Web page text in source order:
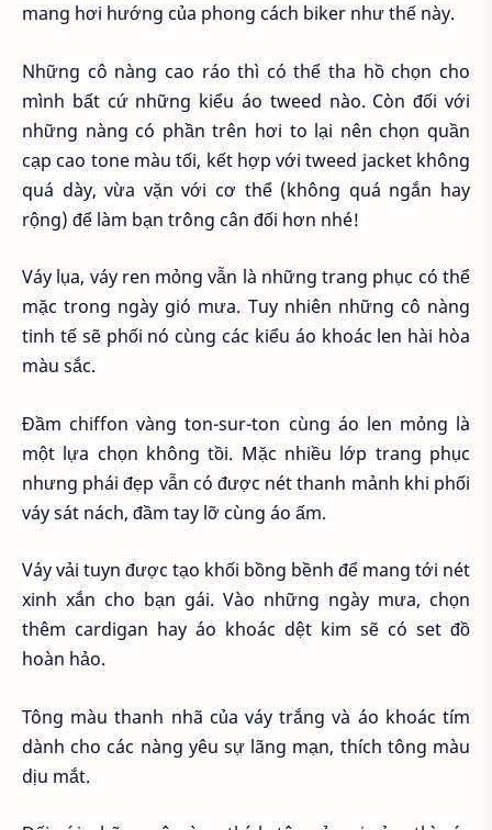
mang hơi hướng của phong cách biker như thế này.
Những cô nàng cao ráo thì có thể tha hồ chọn cho
mình bất cứ những kiểu áo tweed nào. Còn đối với
những nàng có phần trên hơi to lại nên chọn quần
cạp cao tone màu tối, kết hợp với tweed jacket không
quá dày, vừa vặn với cơ thể (không quá ngắn hay
rộng) để làm bạn trông cân đối hơn nhé!
Váy lụa, váy ren mỏng vẫn là những trang phục có thể
mặc trong ngày gió mưa. Tuy nhiên những cô nàng
tinh tế sẽ phối nó cùng các kiểu áo khoác len hài hòa
màu sắc.
Đầm chiffon vàng ton-sur-ton cùng áo len mỏng là
một lựa chọn không tồi. Mặc nhiều lớp trang phục
nhưng phái đẹp vẫn có được nét thanh mảnh khi phối
váy sát nách, đầm tay lỡ cùng áo ấm.
Váy vải tuyn được tạo khối bồng bềnh để mang tới nét
xinh xắn cho bạn gái. Vào những ngày mưa, chọn
thêm cardigan hay áo khoác dệt kim sẽ có set đồ
hoàn hảo.
Tông màu thanh nhã của váy trắng và áo khoác tím
dành cho các nàng yêu sự lãng mạn, thích tông màu
dịu mắt.